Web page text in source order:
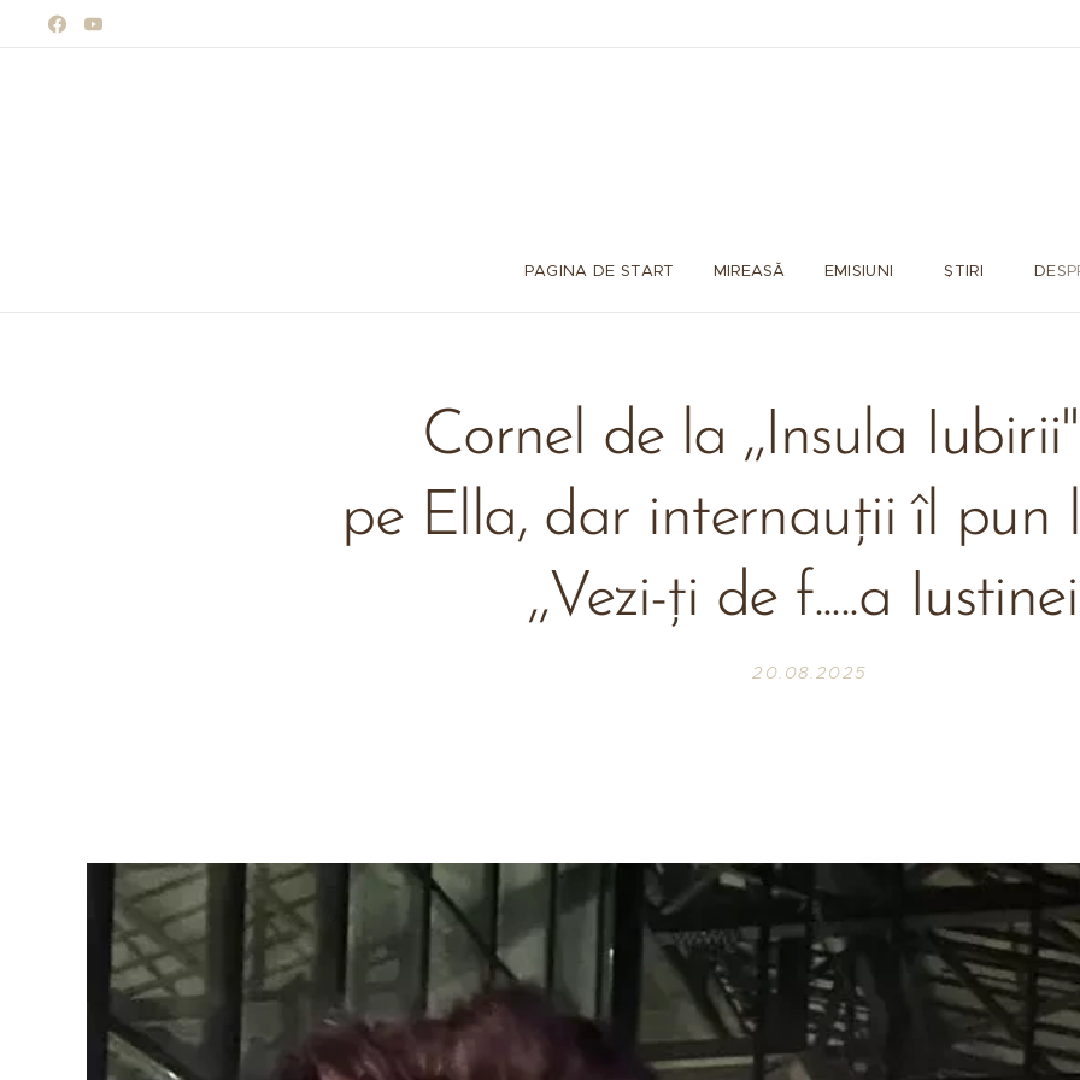
PAGINA DE START MIREASĂ EMISIUNI ȘTIRI
🔥 Cornel de la ,,Insula
pe Ella, dar internauții îl pun
,,Vezi-ți de f.....a
20.08.2025